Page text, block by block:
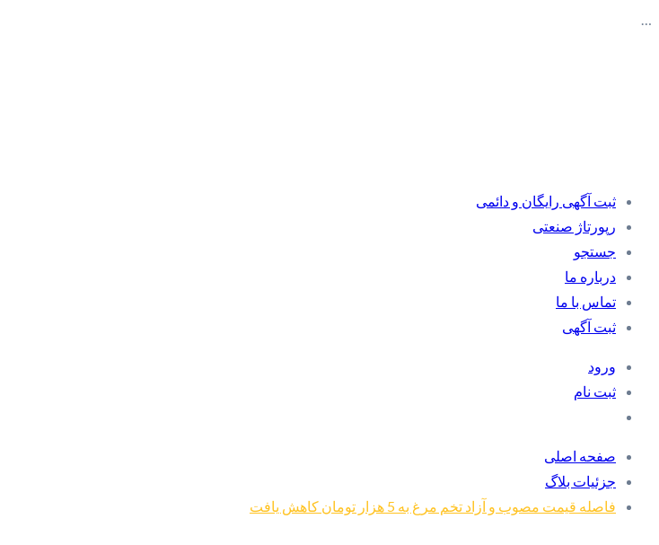
…
ثبت آگهی رایگان و دائمی
رپورتاژ صنعتی
جستجو
درباره ما
تماس با ما
ثبت آگهی
ورود
ثبت نام
صفحه اصلی
جزئیات بلاگ
فاصله قیمت مصوب و آزاد تخم مرغ به 5 هزار تومان کاهش یافت